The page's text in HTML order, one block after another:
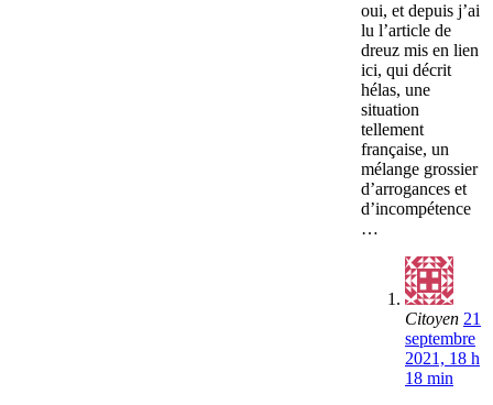
oui, et depuis j’ai
lu l’article de
dreuz mis en lien
ici, qui décrit
hélas, une
situation
tellement
française, un
mélange grossier
d’arrogances et
d’incompétence
…
Citoyen 21
septembre
2021, 18 h
18 min